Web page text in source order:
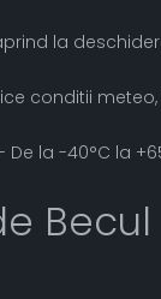
la
conditii meteo,
De la -40°C la
Becul